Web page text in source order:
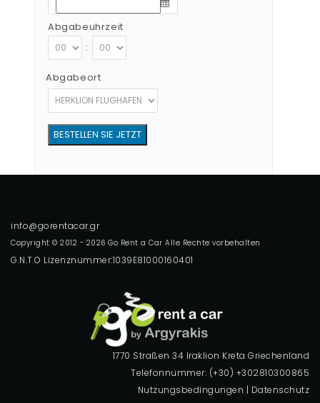
Abgabeuhrzeit
:
Abgabeort
Copyright © 2012 - 2026 Go Rent a Car Alle Rechte vorbehalten
G.N.T.O Lizenznummer:1039E81000160401
1770 Straßen 34 Iraklion Kreta Griechenland
Telefonnummer: (+30) +302810300865
Nutzungsbedingungen | Datenschutz